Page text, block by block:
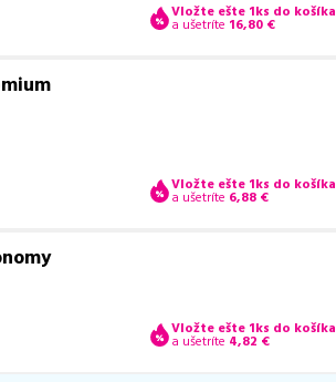
Vložte ešte 1ks do košíka
a ušetríte 16,80 €
Vložte ešte 1ks do košíka
a ušetríte 6,88 €
Vložte ešte 1ks do košíka
a ušetríte 4,82 €